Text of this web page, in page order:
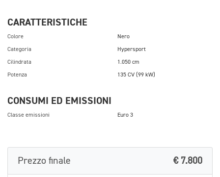
CARATTERISTICHE
Colore Nero
Categoria Hypersport
Cilindrata 1.050 cm
Potenza 135 CV (99 kW)
CONSUMI ED EMISSIONI
Classe emissioni Euro 3
Prezzo finale € 7.800